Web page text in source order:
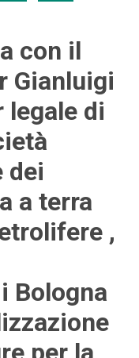
con il
Gianluigi
legale di
dei
a terra
,
Bologna